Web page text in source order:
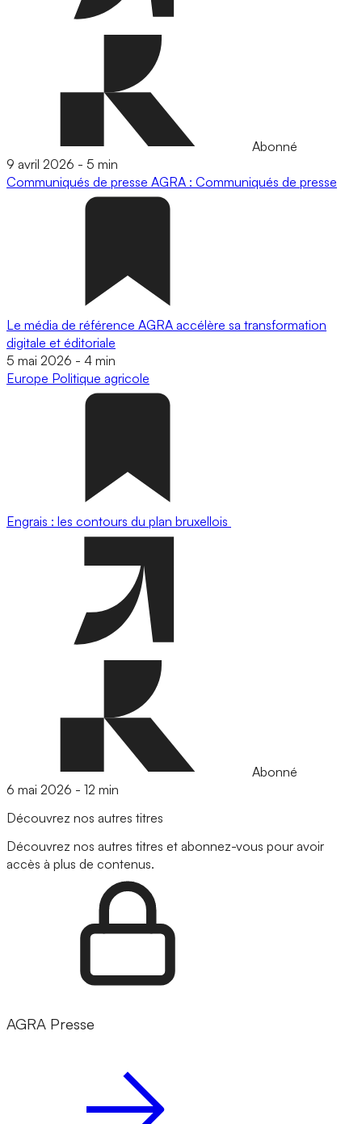
Abonné
9 avril 2026 - 5 min
Communiqués de presse AGRA : Communiqués de presse
Le média de référence AGRA accélère sa transformation
digitale et éditoriale
5 mai 2026 - 4 min
Europe Politique agricole
Engrais : les contours du plan bruxellois
Abonné
6 mai 2026 - 12 min
Découvrez nos autres titres
Découvrez nos autres titres et abonnez-vous pour avoir
accès à plus de contenus.
AGRA Presse